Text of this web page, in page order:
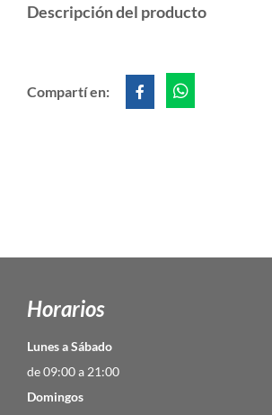
Descripción del producto
Compartí en:
Horarios
Lunes a Sábado
de 09:00 a 21:00
Domingos